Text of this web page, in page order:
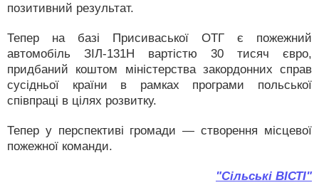
позитивний результат.
Тепер на базі Присиваської ОТГ є пожежний
автомобіль ЗІЛ-131Н вартістю 30 тисяч євро,
придбаний коштом міністерства закордонних справ
сусідньої країни в рамках програми польської
співпраці в цілях розвитку.
Тепер у перспективі громади — створення місцевої
пожежної команди.
"Сільські ВІСТІ"